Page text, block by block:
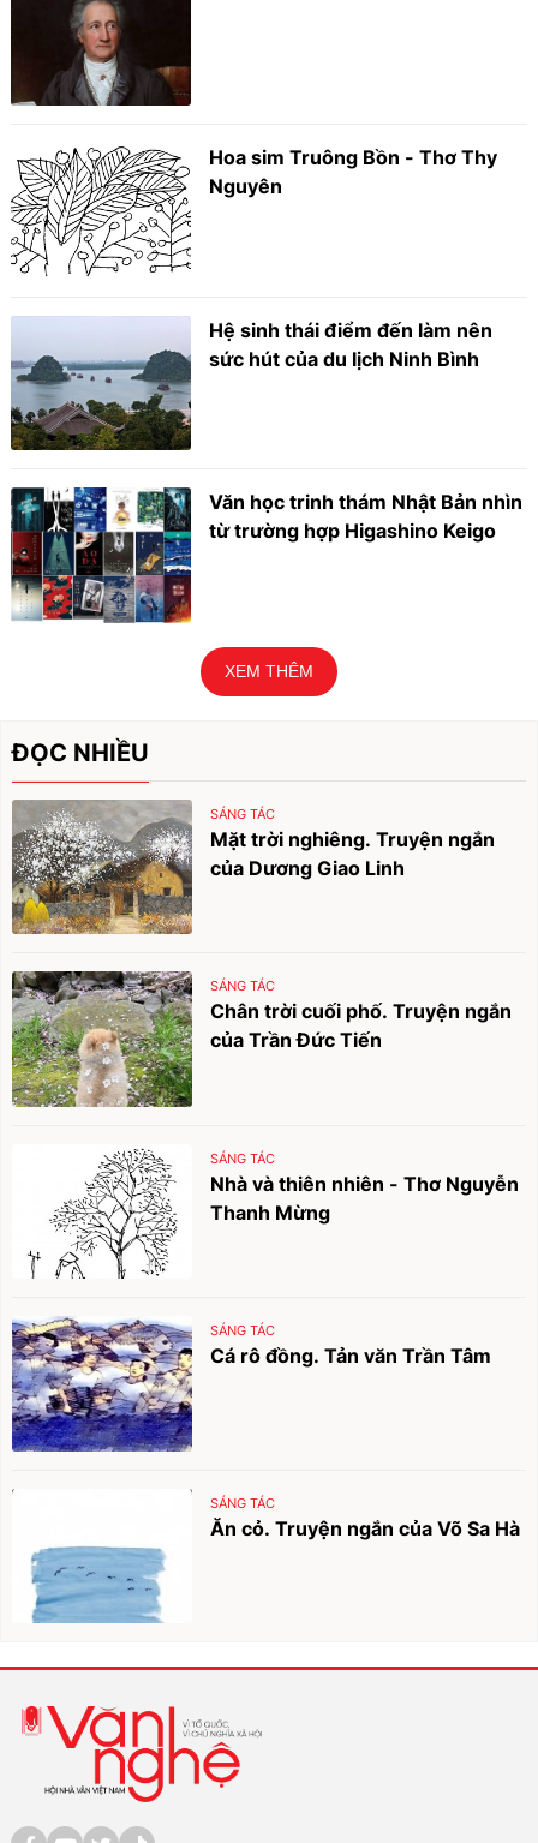
Hoa sim Truông Bồn - Thơ Thy
Nguyên
Hệ sinh thái điểm đến làm nên
sức hút của du lịch Ninh Bình
Văn học trinh thám Nhật Bản nhìn
từ trường hợp Higashino Keigo
XEM THÊM
ĐỌC NHIỀU
SÁNG TÁC
Mặt trời nghiêng. Truyện ngắn
của Dương Giao Linh
SÁNG TÁC
Chân trời cuối phố. Truyện ngắn
của Trần Đức Tiến
SÁNG TÁC
Nhà và thiên nhiên - Thơ Nguyễn
Thanh Mừng
SÁNG TÁC
Cá rô đồng. Tản văn Trần Tâm
SÁNG TÁC
Ăn cỏ. Truyện ngắn của Võ Sa Hà